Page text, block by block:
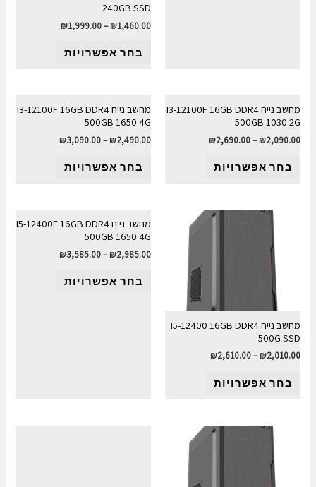
240GB SSD
₪1,460.00
–
₪1,999.00
בחר אפשרויות
מחשב נייח I3-12100F 16GB DDR4
500GB 1030 2G
₪2,090.00
–
₪2,690.00
בחר אפשרויות
מחשב נייח I3-12100F 16GB DDR4
500GB 1650 4G
₪2,490.00
–
₪3,090.00
בחר אפשרויות
מחשב נייח I5-12400 16GB DDR4
500G SSD
₪2,010.00
–
₪2,610.00
בחר אפשרויות
מחשב נייח I5-12400F 16GB DDR4
500GB 1650 4G
₪2,985.00
–
₪3,585.00
בחר אפשרויות